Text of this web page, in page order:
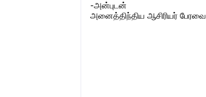
-அன்புடன்
அனைத்திந்திய ஆசிரியர் பேரவை